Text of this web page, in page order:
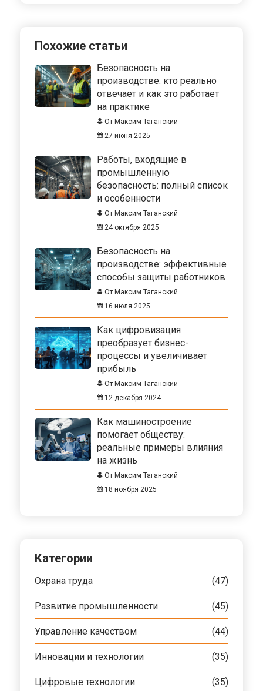
Похожие статьи
Безопасность на
производстве: кто реально
отвечает и как это работает
на практике
От Максим Таганский
27 июня 2025
Работы, входящие в
промышленную
безопасность: полный список
и особенности
От Максим Таганский
24 октября 2025
Безопасность на
производстве: эффективные
способы защиты работников
От Максим Таганский
16 июля 2025
Как цифровизация
преобразует бизнес-
процессы и увеличивает
прибыль
От Максим Таганский
12 декабря 2024
Как машиностроение
помогает обществу:
реальные примеры влияния
на жизнь
От Максим Таганский
18 ноября 2025
Категории
Охрана труда (47)
Развитие промышленности (45)
Управление качеством (44)
Инновации и технологии (35)
Цифровые технологии (35)